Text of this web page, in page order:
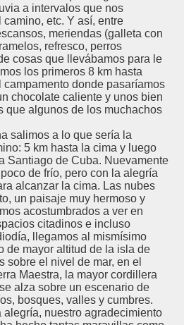
a intervalos que nos
etc. Y así, entre
meriendas (galleta con
refresco, perros
cosas que llevábamos para le
los primeros 8 km hasta
donde pasaríamos
chocolate caliente y unos bien
que algunos de los muchachos
salimos a lo que sería la
5 km hasta la cima y luego
Santiago de Cuba. Nuevamente
de frío, pero con la alegría
alcanzar la cima. Las nubes
un paisaje muy hermoso y
acostumbrados a ver en
citadinos e incluso
llegamos al mismísimo
de mayor altitud de la isla de
sobre el nivel de mar, en el
Maestra, la mayor cordillera
alza sobre un escenario de
bosques, valles y cumbres.
alegría, nuestro agradecimiento